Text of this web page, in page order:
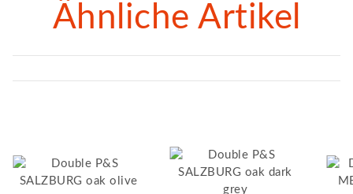
Ähnliche Artikel